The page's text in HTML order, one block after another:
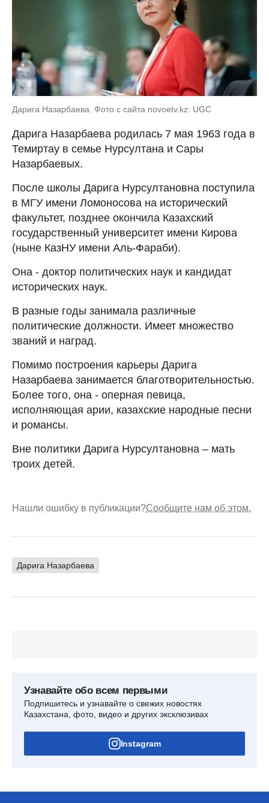
Дарига Назарбаева. Фото с сайта novoetv.kz: UGC
Дарига Назарбаева родилась 7 мая 1963 года в
Темиртау в семье Нурсултана и Сары
Назарбаевых.
После школы Дарига Нурсултановна поступила
в МГУ имени Ломоносова на исторический
факультет, позднее окончила Казахский
государственный университет имени Кирова
(ныне КазНУ имени Аль-Фараби).
Она - доктор политических наук и кандидат
исторических наук.
В разные годы занимала различные
политические должности. Имеет множество
званий и наград.
Помимо построения карьеры Дарига
Назарбаева занимается благотворительностью.
Более того, она - оперная певица,
исполняющая арии, казахские народные песни
и романсы.
Вне политики Дарига Нурсултановна – мать
троих детей.
Нашли ошибку в публикации?Сообщите нам об этом.
Дарига Назарбаева
Узнавайте обо всем первыми
Подпишитесь и узнавайте о свежих новостях
Казахстана, фото, видео и других эксклюзивах
Instagram